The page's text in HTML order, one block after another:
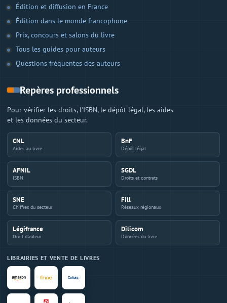
Édition et diffusion en France
Édition dans le monde francophone
Prix, concours et salons du livre
Tous les guides pour auteurs
Questions fréquentes des auteurs
Repères professionnels
Pour vérifier les droits, l'ISBN, le dépôt légal, les aides
et les données du secteur.
CNL
Aides au livre
BnF
Dépôt légal
AFNIL
ISBN
SGDL
Droits et contrats
SNE
Chiffres du secteur
Fill
Réseaux régionaux
Légifrance
Droit d'auteur
Dilicom
Données du livre
LIBRAIRIES ET VENTE DE LIVRES